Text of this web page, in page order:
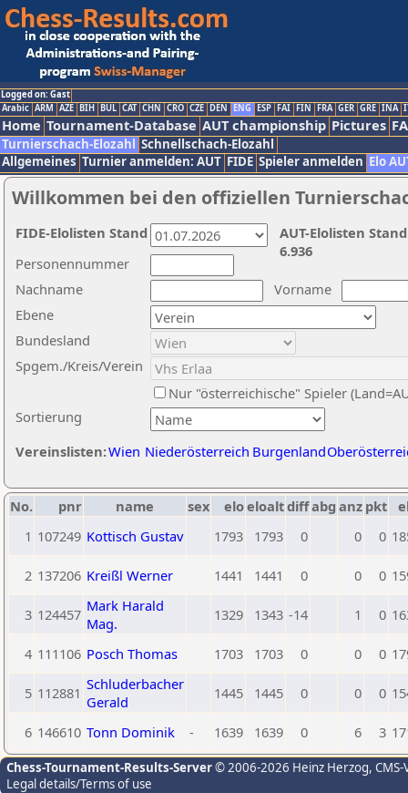
Logged on: Gast
Arabic ARM AZE BIH BUL CAT CHN CRO CZE DEN ENG ESP FAI FIN FRA GER GRE INA
Home Tournament-Database AUT championship Pictures
Turnierschach-Elozahl Schnellschach-Elozahl
Allgemeines Turnier anmelden: AUT FIDE Spieler anmelden Elo
Willkommen bei den offiziellen
Nachname
Vorname
Ebene
Sortierung
Personennummer
Bundesland
Spgem./Kreis/Verein
Nur "österreichische" Spieler
Vereinslisten:Wien Niederösterreich Burgenland
AUT-Elolisten
6.936
FIDE-Elolisten Stand
No. pnr name sex eloeloaltdiffabg anz pkt
1 107249 Kottisch Gustav 1793 1793 0 0 0
2 137206 Kreißl Werner 1441 1441 0 0 0
3 124457 Mark Harald
Mag.
1329 1343 -14 1 0
4 111106 Posch Thomas 1703 1703 0 0 0
5 112881 Schluderbacher
Gerald
1445 1445 0 0 0
6 146610 Tonn Dominik - 1639 1639 0 6 3
Chess-Tournament-Results-Server© 2006-2026 Heinz Herzog,
Legal details/Terms of use